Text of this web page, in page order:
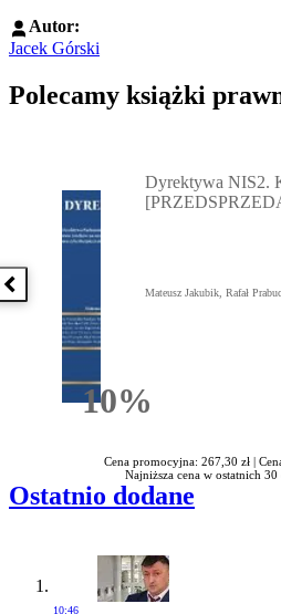
Autor:
Jacek Górski
Polecamy książki
Poprzednia książka
10%Rabatu
Dyrektywa NIS2.
Mateusz Jakubik, Rafał
Cena promocyjna: 267,30 zł |
Najniższa cena w ostatnich
Ostatnio dodane
10:46